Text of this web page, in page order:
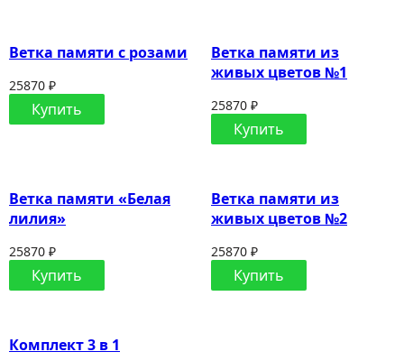
Ветка памяти с розами
25870 ₽
Купить
Ветка памяти из
живых цветов №1
25870 ₽
Купить
Ветка памяти «Белая
лилия»
25870 ₽
Купить
Ветка памяти из
живых цветов №2
25870 ₽
Купить
Комплект 3 в 1